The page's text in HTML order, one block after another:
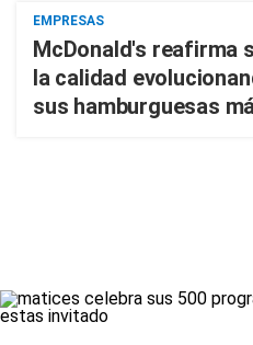
EMPRESAS
McDonald's reafirma
la calidad
sus hamburguesas